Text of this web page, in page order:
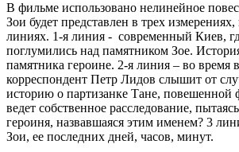
В фильме использовано нелинейное
Зои будет представлен в трех
линиях. 1-я линия - современный Киев,
поглумились над памятником Зое.
памятника героине. 2-я линия – во время
корреспондент Петр Лидов слышит от
историю о партизанке Тане,
ведет собственное расследование,
героиня, назвавшаяся этим именем? 3
Зои, ее последних дней, часов, минут.